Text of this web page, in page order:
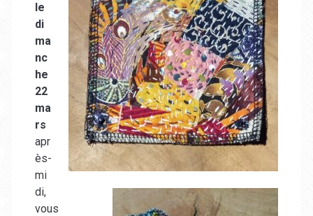
le
di
ma
nc
he
22
ma
rs
apr
ès-
mi
di,
vous